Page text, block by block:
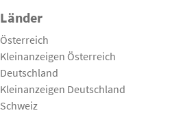
Länder
Österreich
Kleinanzeigen Österreich
Deutschland
Kleinanzeigen Deutschland
Schweiz